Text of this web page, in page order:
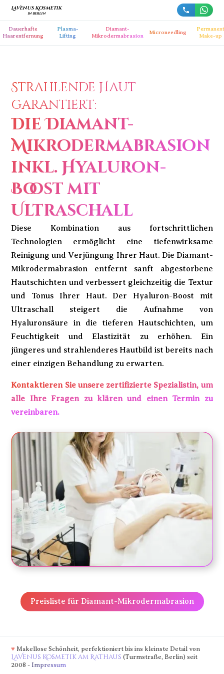
LaVenus Kosmetik
in Berlin
Dauerhafte
Haarentfernung
Plasma-
Lifting
Diamant-
Mikrodermabrasion
Microneedling
Permanent
Make-up
Strahlende Haut
garantiert:
Die Diamant-
Mikrodermabrasion
inkl. Hyaluron-
Boost mit
Ultraschall
Diese Kombination aus fortschrittlichen
Technologien ermöglicht eine tiefenwirksame
Reinigung und Verjüngung Ihrer Haut. Die Diamant-
Mikrodermabrasion entfernt sanft abgestorbene
Hautschichten und verbessert gleichzeitig die Textur
und Tonus Ihrer Haut. Der Hyaluron-Boost mit
Ultraschall steigert die Aufnahme von
Hyaluronsäure in die tieferen Hautschichten, um
Feuchtigkeit und Elastizität zu erhöhen. Ein
jüngeres und strahlenderes Hautbild ist bereits nach
einer einzigen Behandlung zu erwarten.
Kontaktieren Sie unsere zertifizierte Spezialistin, um
alle Ihre Fragen zu klären und einen Termin zu
vereinbaren.
Preisliste für Diamant-Mikrodermabrasion
♥ Makellose Schönheit, perfektioniert bis ins kleinste Detail von
LaVenus Kosmetik am Rathaus (Turmstraße, Berlin) seit
2008 - Impressum